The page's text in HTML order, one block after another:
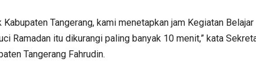
Tangerang, kami menetapkan jam Kegiatan Belajar
Ramadan itu dikurangi paling banyak 10 menit,” kata
Tangerang Fahrudin.